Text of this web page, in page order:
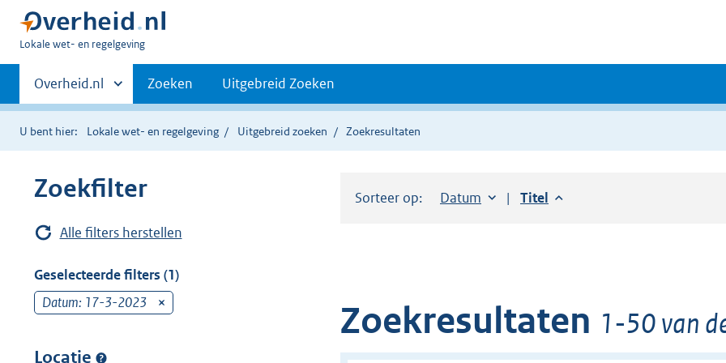
U
hier:
Lokale wet- en regelgeving
Primaire
navigatie
Andere
sites
binnen
Overheid.nl Zoeken Uitgebreid Zoeken
U bent hier: Lokale wet- en regelgeving Uitgebreid zoeken Zoekresultaten
Zoekfilter
Alle filters herstellen
Geselecteerde filters (1)
Datum: 17-3-2023
Locatie
Sorteer op: Sorteer op:
Datum aflopendSorteer op:
Titel aflopend
Zoekresultaten 1-50 van